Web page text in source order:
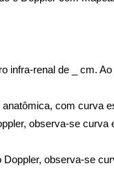
infra-renal de _ cm.
observa-se curva
observa-se